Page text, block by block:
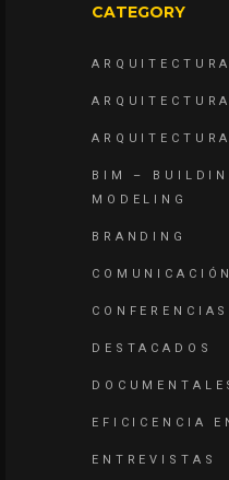
CATEGORY
ARQUITECTURA
BIM –
MODELING
BRANDING
CONFERENCIAS
DESTACADOS
EFICICENCIA
ENTREVISTAS